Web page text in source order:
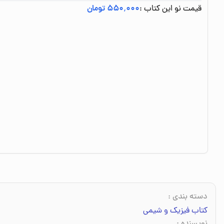
قیمت نو این کتاب :۵۵۰٬۰۰۰ تومان
دسته بندی :
کتاب فیزیک و شیمی